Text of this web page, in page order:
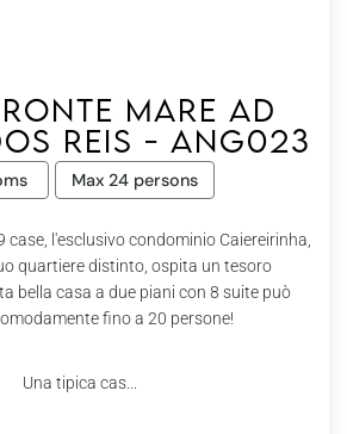
mare ad
Reis - Ang023
Max 24 persons
case, l'esclusivo condominio Caiereirinha,
quartiere distinto, ospita un tesoro
bella casa a due piani con 8 suite può
fino a 20 persone!
Una tipica cas...